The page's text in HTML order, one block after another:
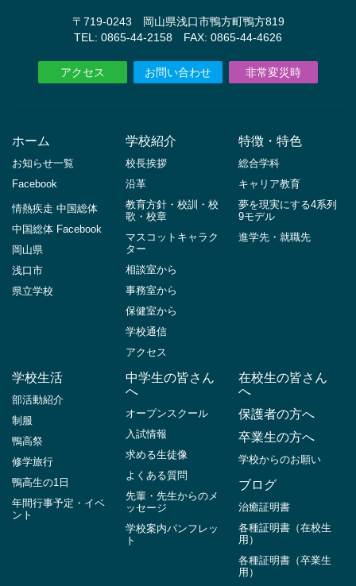
〒719-0243 岡山県浅口市鴨方町鴨方819
TEL: 0865-44-2158 FAX: 0865-44-4626
アクセス お問い合わせ 非常変災時
ホーム
お知らせ一覧
Facebook
情熱疾走 中国総体
中国総体 Facebook
岡山県
浅口市
県立学校
学校紹介
校長挨拶
沿革
教育方針・校訓・校
歌・校章
マスコットキャラク
ター
相談室から
事務室から
保健室から
学校通信
アクセス
特徴・特色
総合学科
キャリア教育
夢を現実にする4系列
9モデル
進学先・就職先
学校生活
部活動紹介
制服
鴨高祭
修学旅行
鴨高生の1日
年間行事予定・イベ
ント
中学生の皆さん
へ
オープンスクール
入試情報
求める生徒像
よくある質問
先輩・先生からのメ
ッセージ
学校案内パンフレッ
ト
在校生の皆さん
へ
保護者の方へ
卒業生の方へ
学校からのお願い
ブログ
治癒証明書
各種証明書（在校生
用）
各種証明書（卒業生
用）